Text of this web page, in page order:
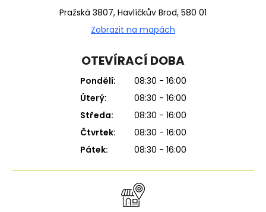
Pražská 3807, Havlíčkův Brod, 580 01
Zobrazit na mapách
OTEVÍRACÍ DOBA
Pondělí:
08:30 - 16:00
Úterý:
08:30 - 16:00
Středa:
08:30 - 16:00
Čtvrtek:
08:30 - 16:00
Pátek:
08:30 - 16:00